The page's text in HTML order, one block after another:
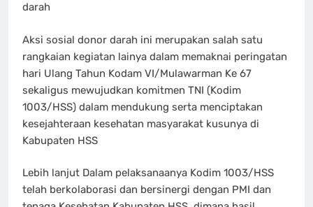
darah
Aksi sosial donor darah ini merupakan salah satu
rangkaian kegiatan lainya dalam memaknai peringatan
hari Ulang Tahun Kodam VI/Mulawarman Ke 67
sekaligus mewujudkan komitmen TNI (Kodim
1003/HSS) dalam mendukung serta menciptakan
kesejahteraan kesehatan masyarakat kusunya di
Kabupaten HSS
Lebih lanjut Dalam pelaksanaanya Kodim 1003/HSS
telah berkolaborasi dan bersinergi dengan PMI dan